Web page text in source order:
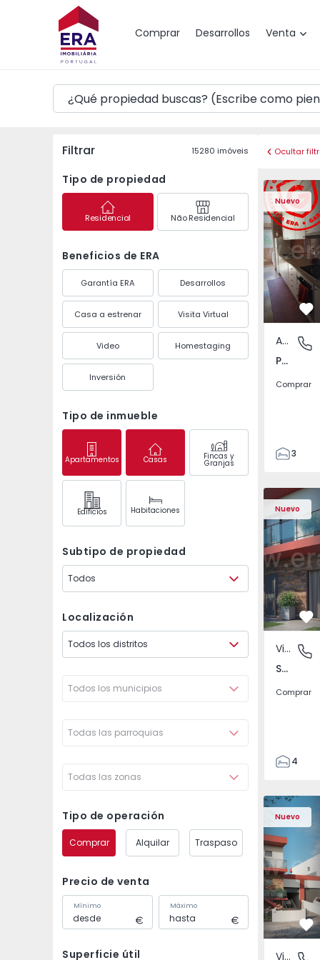
Comprar Desarrollos Venta
Mapa
Filtrar 15280 imóveis
Tipo de propiedad
Residencial Não Residencial
Beneficios de ERA
Garantía ERA Desarrollos
Casa a estrenar Visita Virtual
Video Homestaging
Inversión
Tipo de inmueble
Apartamentos Casas Fincas y
Granjas
Edifícios Habitaciones
Subtipo de propiedad
Todos
Localización
Todos los distritos
Todos los municipios
Todas las parroquias
Todas las zonas
Tipo de operación
Comprar Alquilar Traspaso
Precio de venta
Mínimo Máximo
Superficie útil
Ocultar
Nuevo
Apartamento T3
Apartamento
Pedrouços, Porto
Comprar
3
105
122
1
-1
Nuevo
São
Vivienda Pareada
São João das Lampas e Terrugem, Lisboa
Comprar
4
135
193
240
Nuevo
Vivienda Pareada
Vivienda
Vivienda Pareada